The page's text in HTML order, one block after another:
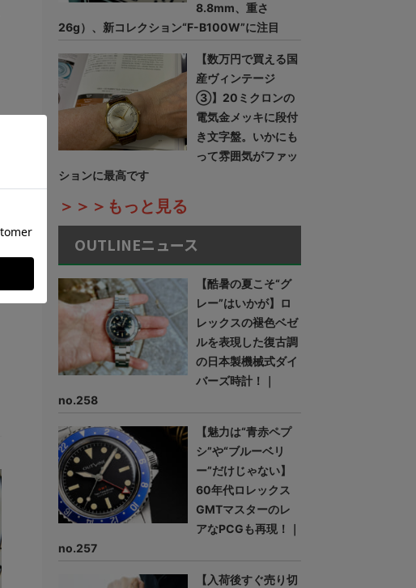
8.8mm、重さ
26g）、新コレクション“F-B100W”に注目
【数万円で買える国
産ヴィンテージ
③】20ミクロンの
電気金メッキに段付
き文字盤。いかにも
って雰囲気がファッ
ションに最高です
＞＞＞もっと見る
OUTLINEニュース
【酷暑の夏こそ“グ
レー”はいかが】ロ
レックスの褪色ベゼ
ルを表現した復古調
の日本製機械式ダイ
バーズ時計！｜
no.258
【魅力は“青赤ペプ
シ”や“ブルーベリ
ー”だけじゃない】
60年代ロレックス
GMTマスターのレ
アなPCGも再現！｜
no.257
【入荷後すぐ売り切